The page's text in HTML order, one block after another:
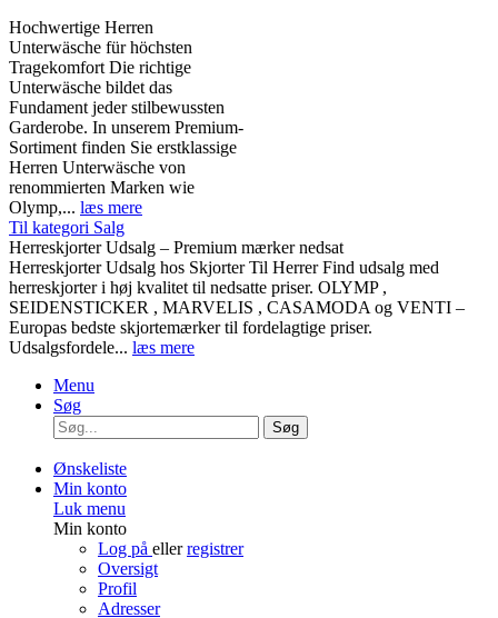
Hochwertige Herren
Unterwäsche für höchsten
Tragekomfort Die richtige
Unterwäsche bildet das
Fundament jeder stilbewussten
Garderobe. In unserem Premium-
Sortiment finden Sie erstklassige
Herren Unterwäsche von
renommierten Marken wie
Olymp,... læs mere
Til kategori Salg
Herreskjorter Udsalg – Premium mærker nedsat
Herreskjorter Udsalg hos Skjorter Til Herrer Find udsalg med
herreskjorter i høj kvalitet til nedsatte priser. OLYMP ,
SEIDENSTICKER , MARVELIS , CASAMODA og VENTI –
Europas bedste skjortemærker til fordelagtige priser.
Udsalgsfordele... læs mere
Menu
Søg
Søg
Ønskeliste
Min konto
Luk menu
Min konto
Log på ellerregistrer
Oversigt
Profil
Adresser